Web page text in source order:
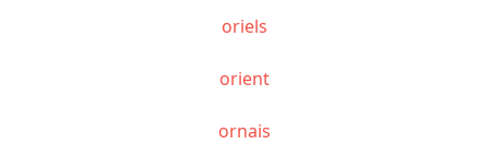
oriels
orient
ornais